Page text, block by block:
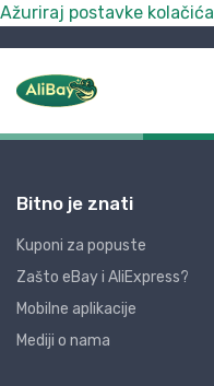
Ažuriraj postavke kolačića
Bitno je znati
Kuponi za popuste
Zašto eBay i AliExpress?
Mobilne aplikacije
Mediji o nama